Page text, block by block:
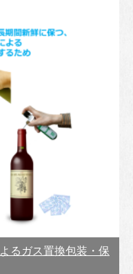
るガス置換包装・保